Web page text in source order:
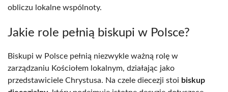
obliczu lokalne wspólnoty.
Jakie role pełnią biskupi w Polsce?
Biskupi w Polsce pełnią niezwykle ważną rolę w
zarządzaniu Kościołem lokalnym, działając jako
przedstawiciele Chrystusa. Na czele diecezji stoi biskup